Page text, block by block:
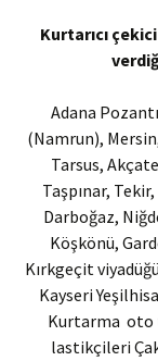
Kurtarıcı
Adana
(Namrun),
Tarsus,
Taşpınar,
Darboğaz,
Köşkönü,
Kırkgeçit
Kayseri
Kurtarma
lastikçileri